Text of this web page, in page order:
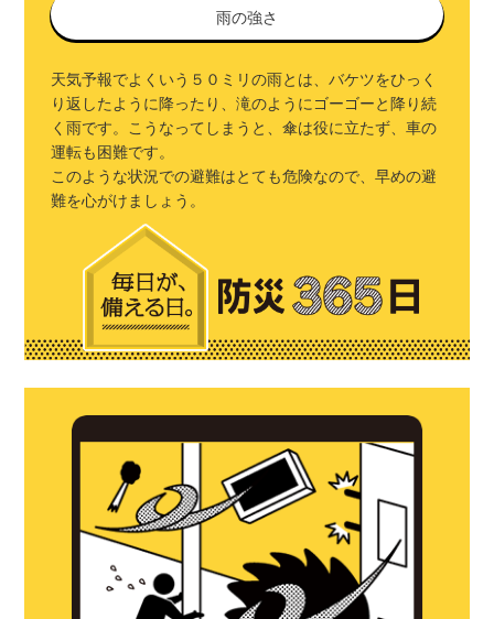
雨の強さ
天気予報でよくいう５０ミリの雨とは、バケツをひっく
り返したように降ったり、滝のようにゴーゴーと降り続
く雨です。こうなってしまうと、傘は役に立たず、車の
運転も困難です。
このような状況での避難はとても危険なので、早めの避
難を心がけましょう。